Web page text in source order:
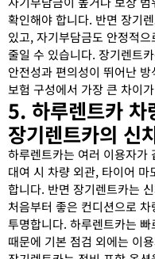
확인해야 합니다. 반면 장기
있고, 자기부담금도 안정적
줄일 수 있습니다. 장기렌트
안전성과 편의성이 뛰어난
보험 구성에서 가장 큰 차이
5. 하루렌트카 차
장기렌트카의 신
하루렌트카는 여러 이용자가
대여 시 차량 외관, 타이어
합니다. 반면 장기렌트카는
처음부터 좋은 컨디션으로
투명합니다. 하루렌트카는
때문에 기본 점검 외에는 이